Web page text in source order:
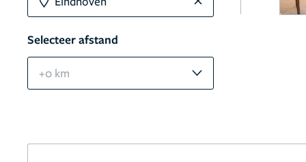
Selecteer afstand
+0 km